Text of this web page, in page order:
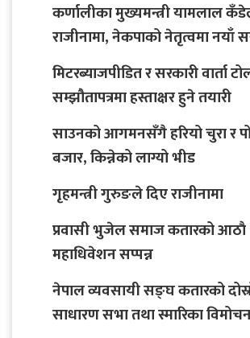
कर्णालीका मुख्यमन्त्री यामलाल
राजीनामा, नेकपाको नेतृत्वमा नयाँ
मिटरब्याजपीडित र सरकारी वार्ता
सम्झौतापत्रमा हस्ताक्षर हुने तयारी
साउनको आगमनसँगै हरियो चुरा र
बजार, किन्नेको लाग्यो भीड
गृहमन्त्री गुरुङले दिए राजीनामा
प्रवासी भुजेल समाज कतारको आठाै
महाधिवेशन सप्पन्न
नेपाल व्यवसायी सङ्घ कतारको
साधारण सभा तथा स्मारिका